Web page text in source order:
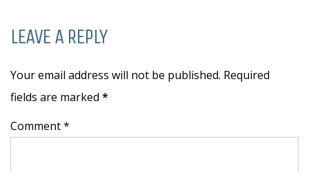
LEAVE A REPLY
Your email address will not be published. Required
fields are marked *
Comment *